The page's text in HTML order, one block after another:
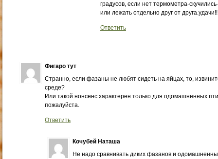
градусов, если нет термометра-
или лежать отдельно друг от
Ответить
Фигаро тут
Странно, если фазаны не любят сидеть на яйцах, то,
среде?
Или такой нонсенс характерен только для одомашненных
пожалуйста.
Ответить
Кочубей Наташа
Не надо сравнивать диких фазанов и